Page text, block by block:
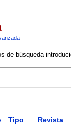
de búsqueda
Tipo Revista